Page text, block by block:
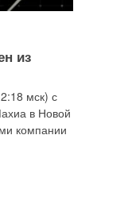
из
мск) с
в Новой
компании